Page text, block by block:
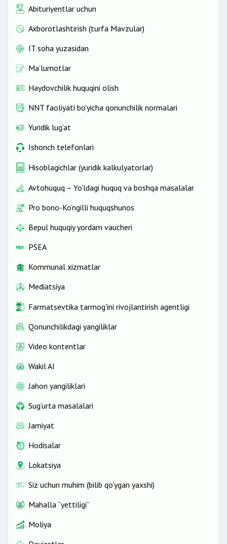
Abituriyentlar uchun
Axborotlashtirish (turfa Mavzular)
IT soha yuzasidan
Ma’lumotlar
Haydovchilik huquqini olish
NNT faoliyati bo'yicha qonunchilik normalari
Yuridik lug‘at
Ishonch telefonlari
Hisoblagichlar (yuridik kalkulyatorlar)
Avtohuquq – Yo‘ldagi huquq va boshqa masalalar
Pro bono-Ko‘ngilli huquqshunos
Bepul huquqiy yordam vaucheri
PSEA
Kommunal xizmatlar
Mediatsiya
Farmatsevtika tarmog'ini rivojlantirish agentligi
Qonunchilikdagi yangiliklar
Video kontentlar
Wakil AI
Jahon yangiliklari
Sug‘urta masalalari
Jamiyat
Hodisalar
Lokatsiya
Siz uchun muhim (bilib qo‘ygan yaxshi)
Mahalla “yettiligi”
Moliya